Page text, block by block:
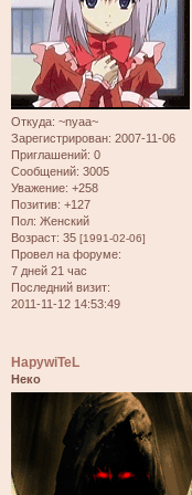
Откуда: ~nyaa~
Зарегистрирован: 2007-11-06
Приглашений: 0
Сообщений: 3005
Уважение: +258
Позитив: +127
Пол: Женский
Возраст: 35 [1991-02-06]
Провел на форуме:
7 дней 21 час
Последний визит:
2011-11-12 14:53:49
HapywiTeL
Неко